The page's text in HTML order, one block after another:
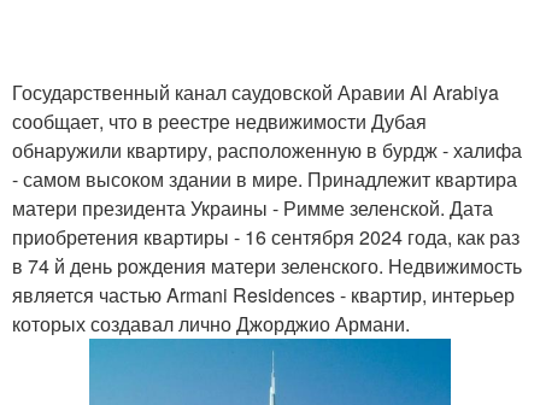
Государственный канал саудовской Аравии Al Arabiya
сообщает, что в реестре недвижимости Дубая
обнаружили квартиру, расположенную в бурдж - халифа
- самом высоком здании в мире. Принадлежит квартира
матери президента Украины - Римме зеленской. Дата
приобретения квартиры - 16 сентября 2024 года, как раз
в 74 й день рождения матери зеленского. Недвижимость
является частью Armani Residences - квартир, интерьер
которых создавал лично Джорджио Армани.